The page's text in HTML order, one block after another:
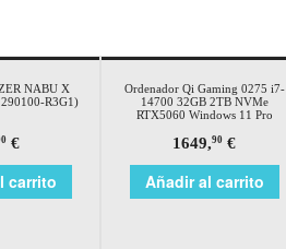
NABU X
R3G1)
€
carrito
Ordenador Qi Gaming 0275 i7-
14700 32GB 2TB NVMe
RTX5060 Windows 11 Pro
1649,90 €
Añadir al carrito